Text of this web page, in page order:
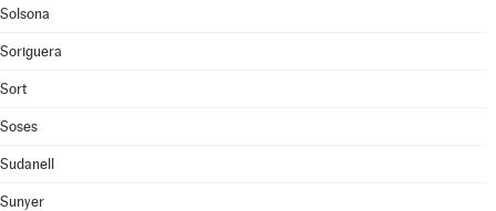
Solsona
Soriguera
Sort
Soses
Sudanell
Sunyer